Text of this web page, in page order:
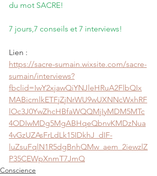
du mot SACRE!
7 jours,7 conseils et 7 interviews!
Lien :
https://sacre-sumain.wixsite.com/sacre-
sumain/interviews?
fbclid=IwY2xjawQiYNJleHRuA2FlbQIx
MABicmlkETFjZjNrWU9wUXNNcWxhRF
lOc3J0YwZhcHBfaWQQMjIyMDM5MTc
4ODIwMDg5MgABHqeQbnvKMDzNua
4vGzUZAsFrLdLk15IDkhJ_dIF-
luZsuFqlN1R5dgBnhQMw_aem_2iewzlZ
P35CEWpXnmT7JmQ
Conscience